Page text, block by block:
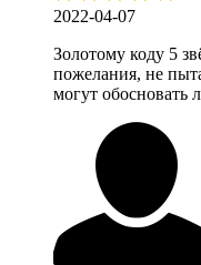
2022-04-07
Золотому коду 5
пожелания, не
могут обосновать